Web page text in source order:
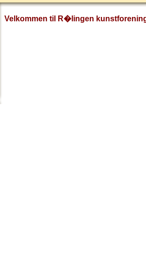
Velkommen til R�lingen